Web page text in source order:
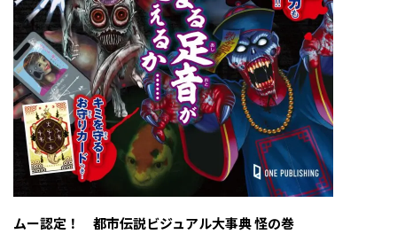
ムー認定！ 都市伝説ビジュアル大事典 怪の巻